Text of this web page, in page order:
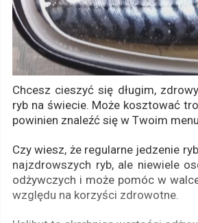
Chcesz cieszyć się długim,
ryb na świecie. Może kosztować
powinien znaleźć się w Twoim
Czy wiesz, że regularne jedzenie
najzdrowszych ryb, ale niewiele
odżywczych i może pomóc w
względu na korzyści zdrowotne.